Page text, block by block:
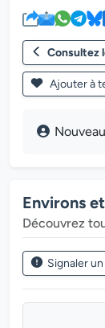
Consultez
Ajouter à
Environs
Découvrez
Signaler